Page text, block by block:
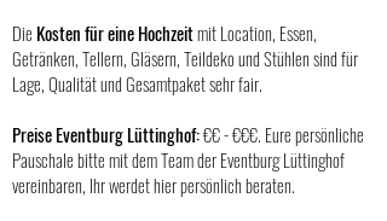
Die Kosten für eine Hochzeitmit Location, Essen,
Getränken, Tellern, Gläsern, Teildeko und Stühlen sind für
Lage, Qualität und Gesamtpaket sehr fair.
Preise Eventburg Lüttinghof:€€ - €€€. Eure persönliche
Pauschale bitte mit dem Team der Eventburg Lüttinghof
vereinbaren, Ihr werdet hier persönlich beraten.